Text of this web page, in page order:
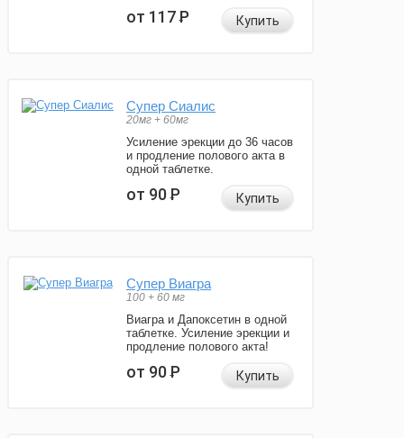
от 117Р Купить
Супер Сиалис
20мг + 60мг
Усиление эрекции до 36 часов
и продление полового акта в
одной таблетке.
от 90Р Купить
Супер Виагра
100 + 60 мг
Виагра и Дапоксетин в одной
таблетке. Усиление эрекции и
продление полового акта!
от 90Р Купить